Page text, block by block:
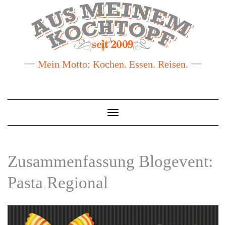
Mein Motto: Kochen. Essen. Reisen.
Toggle
Navigation
Zusammenfassung Blogevent:
Pasta Regional